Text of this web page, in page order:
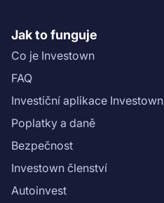
Jak to funguje
Co je Investown
FAQ
Investiční aplikace Investown
Poplatky a daně
Bezpečnost
Investown členství
Autoinvest